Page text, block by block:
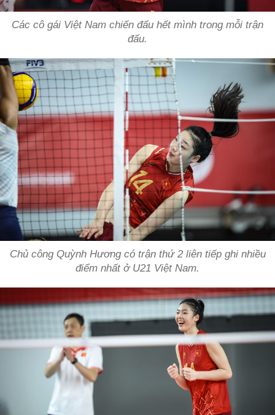
Các cô gái Việt Nam chiến đấu hết mình trong mỗi trận
đấu.
Chủ công Quỳnh Hương có trận thứ 2 liên tiếp ghi nhiều
điểm nhất ở U21 Việt Nam.